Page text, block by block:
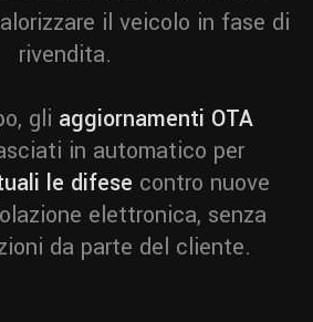
il veicolo in fase di
rivendita.
gli aggiornamenti OTA
in automatico per
le difese contro nuove
elettronica, senza
da parte del cliente.